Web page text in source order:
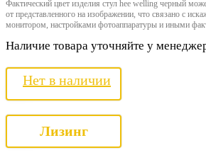
Фактический цвет изделия стул hee welling черный
от представленного на изображении, что связано с
монитором, настройками фотоаппаратуры и иными
Наличие товара уточняйте у
Нет в наличии
Лизинг